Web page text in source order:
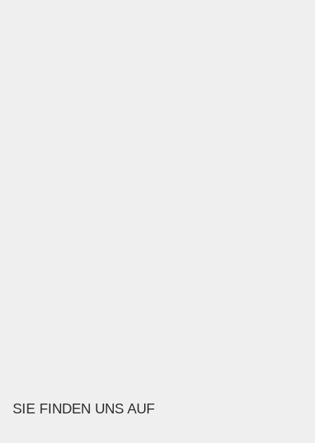
SIE FINDEN UNS AUF